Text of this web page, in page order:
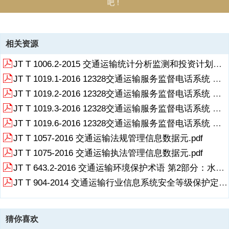
吧！
资源描述
相关资源
JT T 1006.2-2015 交通运输统计分析监测和投资计划管理信息系统 第2部分 数据交换内容.pdf
JT T 1019.1-2016 12328交通运输服务监督电话系统 第1部分：业务流程规范.pdf
JT T 1019.2-2016 12328交通运输服务监督电话系统 第2部分：总体技术要求.pdf
JT T 1019.3-2016 12328交通运输服务监督电话系统 第3部分：数据交换与信息共享接口技术要求.pdf
JT T 1019.6-2016 12328交通运输服务监督电话系统 第6部分：知识库数据元.pdf
JT T 1057-2016 交通运输法规管理信息数据元.pdf
JT T 1075-2016 交通运输执法管理信息数据元.pdf
JT T 643.2-2016 交通运输环境保护术语 第2部分：水路.pdf
JT T 904-2014 交通运输行业信息系统安全等级保护定级指南.pdf
猜你喜欢